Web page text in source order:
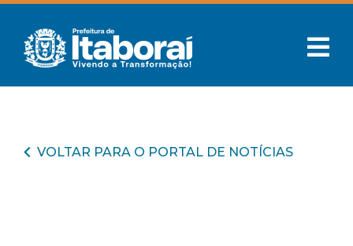
VOLTAR PARA O PORTAL DE NOTÍCIAS